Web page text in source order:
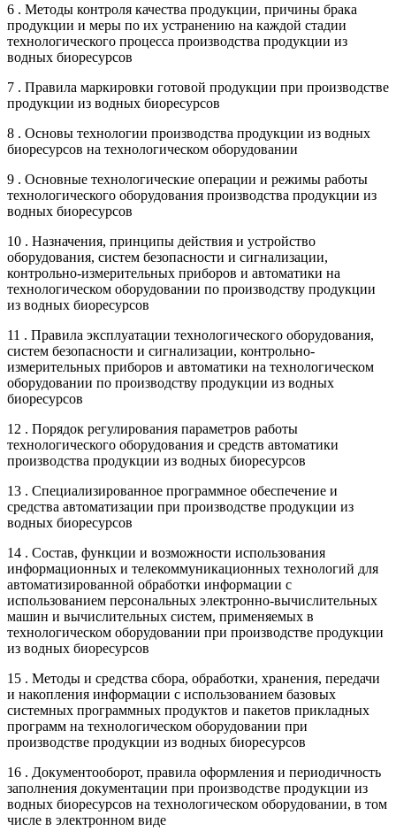
6 . Методы контроля качества продукции, причины брака
продукции и меры по их устранению на каждой стадии
технологического процесса производства продукции из
водных биоресурсов
7 . Правила маркировки готовой продукции при производстве
продукции из водных биоресурсов
8 . Основы технологии производства продукции из водных
биоресурсов на технологическом оборудовании
9 . Основные технологические операции и режимы работы
технологического оборудования производства продукции из
водных биоресурсов
10 . Назначения, принципы действия и устройство
оборудования, систем безопасности и сигнализации,
контрольно-измерительных приборов и автоматики на
технологическом оборудовании по производству продукции
из водных биоресурсов
11 . Правила эксплуатации технологического оборудования,
систем безопасности и сигнализации, контрольно-
измерительных приборов и автоматики на технологическом
оборудовании по производству продукции из водных
биоресурсов
12 . Порядок регулирования параметров работы
технологического оборудования и средств автоматики
производства продукции из водных биоресурсов
13 . Специализированное программное обеспечение и
средства автоматизации при производстве продукции из
водных биоресурсов
14 . Состав, функции и возможности использования
информационных и телекоммуникационных технологий для
автоматизированной обработки информации с
использованием персональных электронно-вычислительных
машин и вычислительных систем, применяемых в
технологическом оборудовании при производстве продукции
из водных биоресурсов
15 . Методы и средства сбора, обработки, хранения, передачи
и накопления информации с использованием базовых
системных программных продуктов и пакетов прикладных
программ на технологическом оборудовании при
производстве продукции из водных биоресурсов
16 . Документооборот, правила оформления и периодичность
заполнения документации при производстве продукции из
водных биоресурсов на технологическом оборудовании, в том
числе в электронном виде